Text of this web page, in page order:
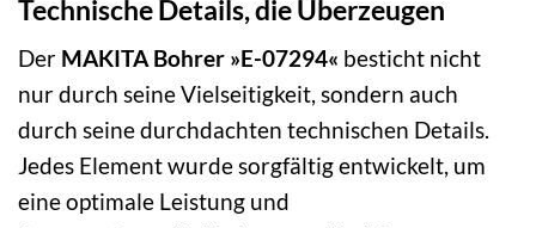
Technische Details, die Überzeugen
Der MAKITA Bohrer »E-07294« besticht nicht
nur durch seine Vielseitigkeit, sondern auch
durch seine durchdachten technischen Details.
Jedes Element wurde sorgfältig entwickelt, um
eine optimale Leistung und